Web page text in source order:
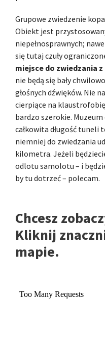
Grupowe zwiedzenie
Obiekt jest
niepełnosprawnych;
się tutaj czuły
miejsce do zwiedzania
nie będą się bały
głośnych dźwięków. Nie
cierpiące na
bardzo szerokie. Muzeum
całkowita długość
niemniej do zwiedzania
kilometra. Jeżeli
odlotu samolotu – i
by tu dotrzeć – polecam.
Chcesz
Kliknij
mapie.